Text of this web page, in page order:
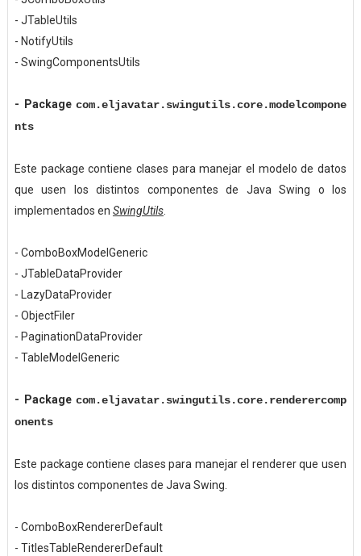
- JTableUtils
- NotifyUtils
- SwingComponentsUtils
- Package com.eljavatar.swingutils.core.modelcompone
nts
Este package contiene clases para manejar el modelo de datos
que usen los distintos componentes de Java Swing o los
implementados en SwingUtils.
- ComboBoxModelGeneric
- JTableDataProvider
- LazyDataProvider
- ObjectFiler
- PaginationDataProvider
- TableModelGeneric
- Package com.eljavatar.swingutils.core.renderercomp
onents
Este package contiene clases para manejar el renderer que usen
los distintos componentes de Java Swing.
- ComboBoxRendererDefault
- TitlesTableRendererDefault